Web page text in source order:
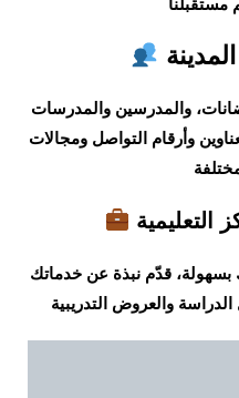
والمدرسين والمدرسات
وأرقام التواصل ومجالات
التعليمية
بسهولة، قدّم نبذة عن خدماتك